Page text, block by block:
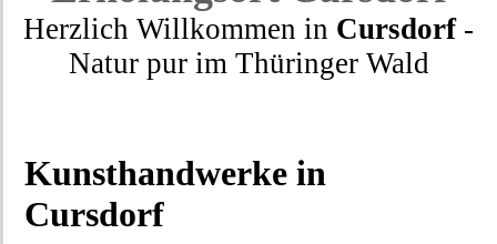
Herzlich Willkommen in Cursdorf-
Natur purim Thüringer Wald
Kunsthandwerke in
Cursdorf